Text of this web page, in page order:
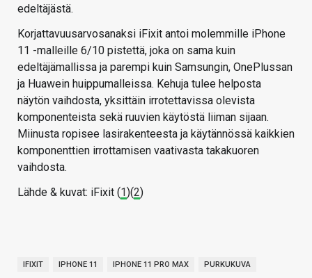
edeltäjästä.
Korjattavuusarvosanaksi iFixit antoi molemmille iPhone
11 -malleille 6/10 pistettä, joka on sama kuin
edeltäjämallissa ja parempi kuin Samsungin, OnePlussan
ja Huawein huippumalleissa. Kehuja tulee helposta
näytön vaihdosta, yksittäin irrotettavissa olevista
komponenteista sekä ruuvien käytöstä liiman sijaan.
Miinusta ropisee lasirakenteesta ja käytännössä kaikkien
komponenttien irrottamisen vaativasta takakuoren
vaihdosta.
Lähde & kuvat: iFixit (1)(2)
IFIXIT IPHONE 11 IPHONE 11 PRO MAX PURKUKUVA